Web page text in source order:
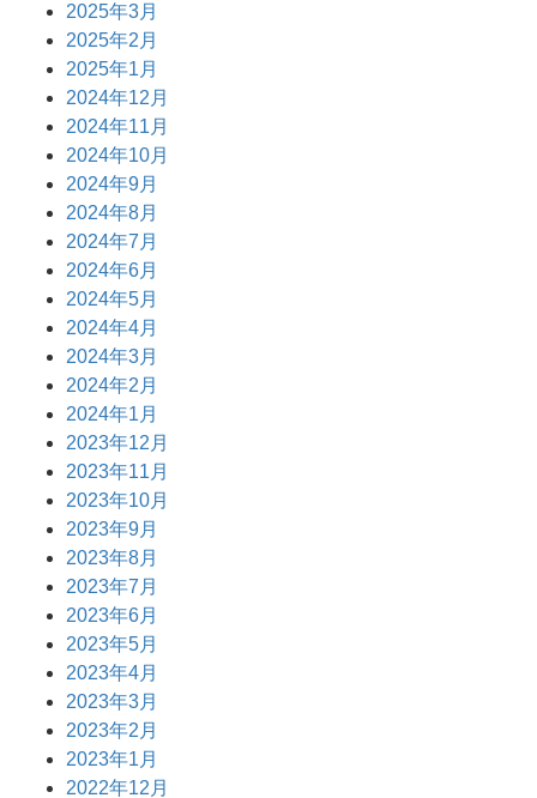
2025年3月
2025年2月
2025年1月
2024年12月
2024年11月
2024年10月
2024年9月
2024年8月
2024年7月
2024年6月
2024年5月
2024年4月
2024年3月
2024年2月
2024年1月
2023年12月
2023年11月
2023年10月
2023年9月
2023年8月
2023年7月
2023年6月
2023年5月
2023年4月
2023年3月
2023年2月
2023年1月
2022年12月